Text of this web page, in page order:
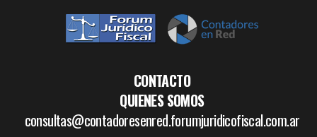
CONTACTO
QUIENES SOMOS
consultas@contadoresenred.forumjuridicofiscal.com.ar